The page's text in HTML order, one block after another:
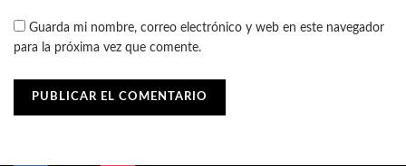
Guarda mi nombre, correo electrónico y web en este navegador
para la próxima vez que comente.